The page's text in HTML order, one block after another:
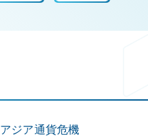
アジア通貨危機